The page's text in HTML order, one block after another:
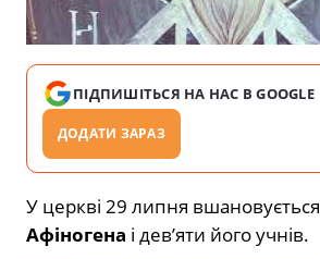
ПІДПИШІТЬСЯ НА НАС В GOOGLE
ДОДАТИ ЗАРАЗ
У церкві 29 липня вшановується
Афіногена і дев’яти його учнів.